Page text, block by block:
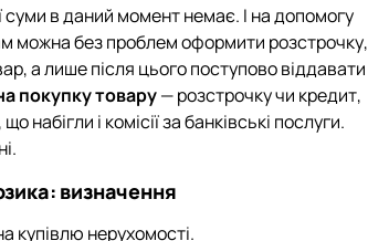
суми в даний момент немає. І на допомогу
можна без проблем оформити розстрочку,
а лише після цього поступово віддавати
покупку товару— розстрочку чи кредит,
і комісії за банківські послуги.
визначення
купівлю нерухомості.